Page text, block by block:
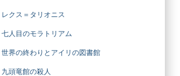
レクス＝タリオニス
七人目のモラトリアム
世界の終わりとアイリの図書館
九頭竜館の殺人